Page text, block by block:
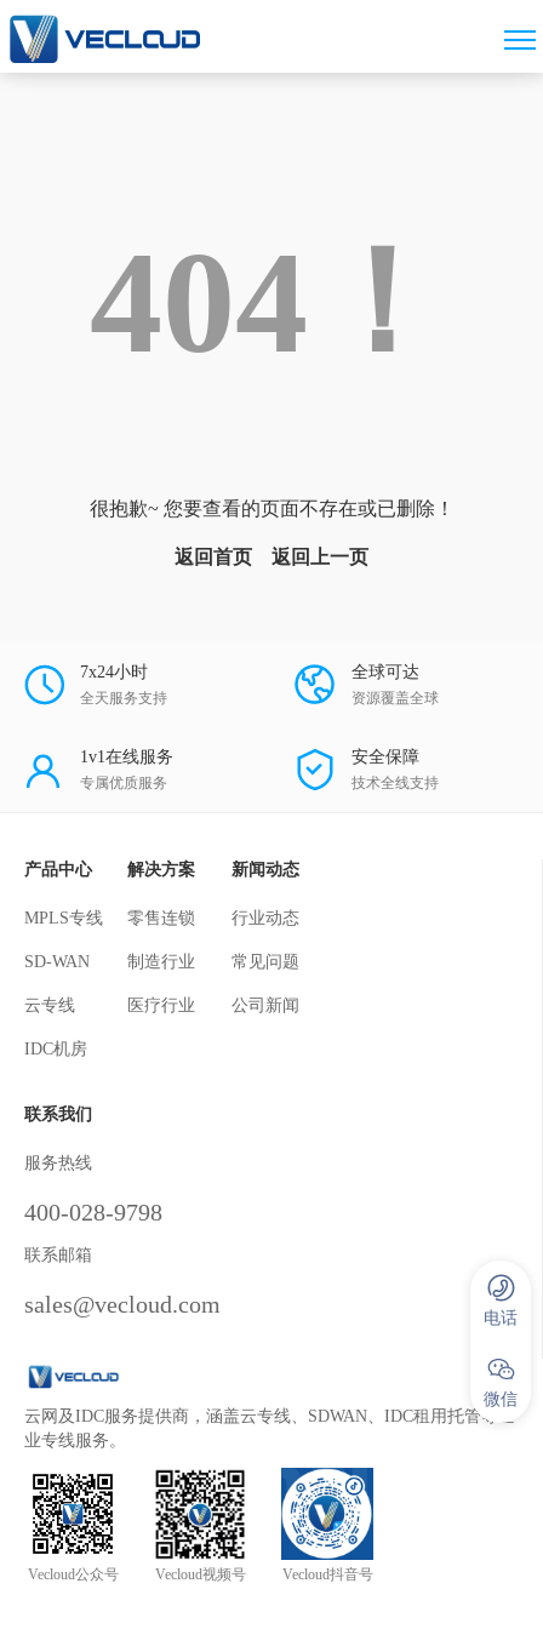
404！
很抱歉~ 您要查看的页面不存在或已删除！
返回首页 返回上一页
7x24小时
全天服务支持
全球可达
资源覆盖全球
1v1在线服务
专属优质服务
安全保障
技术全线支持
产品中心
MPLS专线
SD-WAN
云专线
IDC机房
解决方案
零售连锁
制造行业
医疗行业
新闻动态
行业动态
常见问题
公司新闻
联系我们
服务热线
400-028-9798
联系邮箱
sales@vecloud.com
云网及IDC服务提供商，涵盖云专线、SDWAN、IDC租用托管等企
业专线服务。
Vecloud公众号 Vecloud视频号 Vecloud抖音号
电话
微信